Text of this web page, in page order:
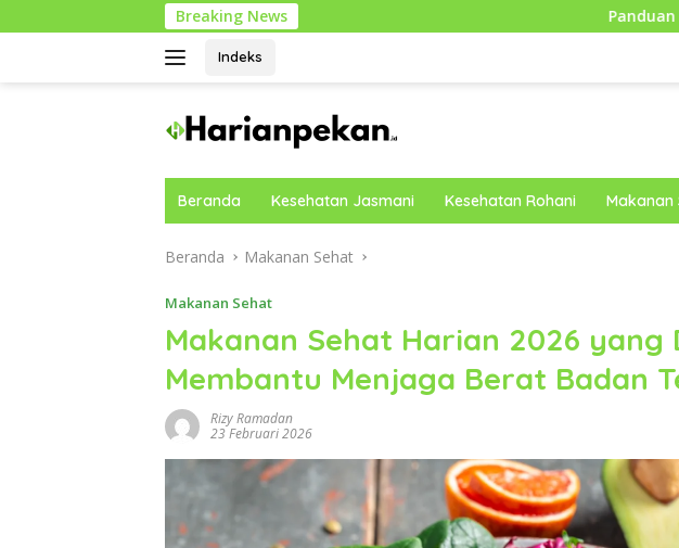
ke
Breaking News Panduan Stretching Routine
Indeks
Beranda Kesehatan Jasmani Kesehatan Rohani Makanan
Beranda Makanan Sehat
Makanan Sehat
Makanan Sehat Harian 2026 yang
Membantu Menjaga Berat Badan
Rizy Ramadan
23 Februari 2026